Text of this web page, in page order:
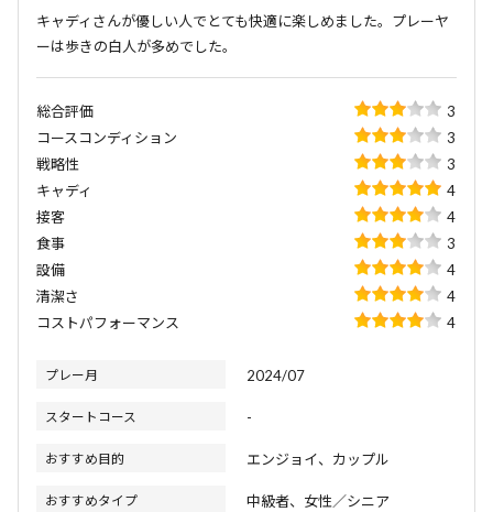
キャディさんが優しい人でとても快適に楽しめました。プレーヤ
ーは歩きの白人が多めでした。
総合評価
3
コースコンディション
3
戦略性
3
キャディ
4
接客
4
食事
3
設備
4
清潔さ
4
コストパフォーマンス
4
プレー月 2024/07
スタートコース -
おすすめ目的 エンジョイ、カップル
おすすめタイプ 中級者、女性／シニア